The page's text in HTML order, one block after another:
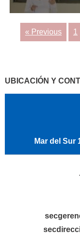
« Previous 1
UBICACIÓN Y
Mar del Sur